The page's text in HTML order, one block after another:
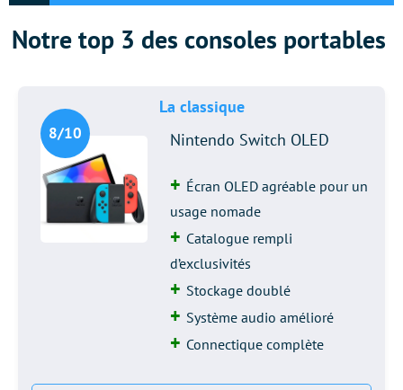
Notre top 3 des consoles portables
La classique
8/10 Nintendo Switch OLED
Écran OLED agréable pour un
usage nomade
Catalogue rempli
d’exclusivités
Stockage doublé
Système audio amélioré
Connectique complète